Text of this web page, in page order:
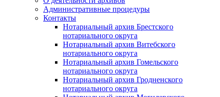
Административные процедуры
Контакты
Нотариальный архив Брестского
нотариального округа
Нотариальный архив Витебского
нотариального округа
Нотариальный архив Гомельского
нотариального округа
Нотариальный архив Гродненского
нотариального округа